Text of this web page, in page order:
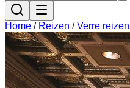
Home / Reizen /Verre reizen